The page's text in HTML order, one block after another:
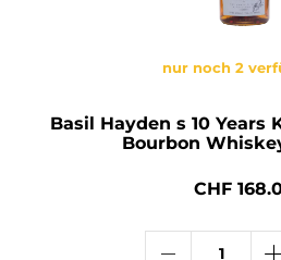
nur noch 2
Basil Hayden s 10 Years
Bourbon
CHF